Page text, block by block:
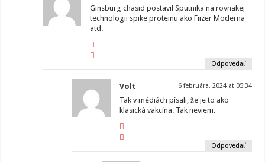
Ginsburg chasid postavil Sputnika na rovnakej
technologii spike proteinu ako Fiizer Moderna
atd.
Odpovedať
Volt 6 februára, 2024 at 05:34
Tak v médiách písali, že je to ako
klasická vakcína. Tak neviem.
Odpovedať